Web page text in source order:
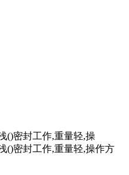
()密封工作,重量轻,操
()密封工作,重量轻,操作方